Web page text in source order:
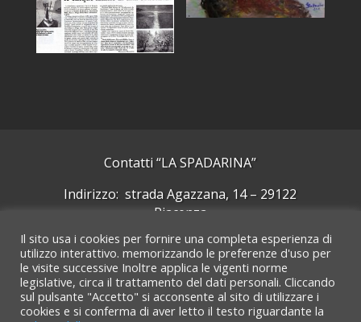
Contatti “LA SPADARINA”
Indirizzo: strada Agazzana, 14 – 29122
Piacenza
Cellulare: +39 339 5092244
Email: laspadarinarte@gmail.com
Cerca su GMaps
Il sito usa i cookies per fornire una completa esperienza di
utilizzo interattivo. memorizzando le preferenze d'uso per
le visite successive Inoltre applica le vigenti norme
legislative, circa il trattamento del dati personali. Cliccando
sul pulsante "Accetto" si acconsente al sito di utilizzare i
cookies e si conferma di aver letto il testo riguardante la